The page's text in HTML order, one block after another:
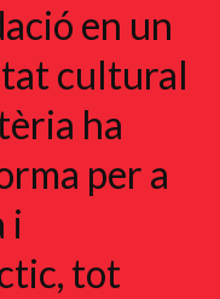
en un
cultural
ha
per a
i
tot